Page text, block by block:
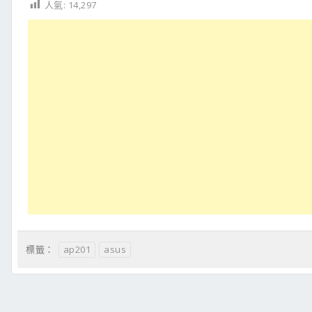
人氣: 14,297
標籤： ap201 asus